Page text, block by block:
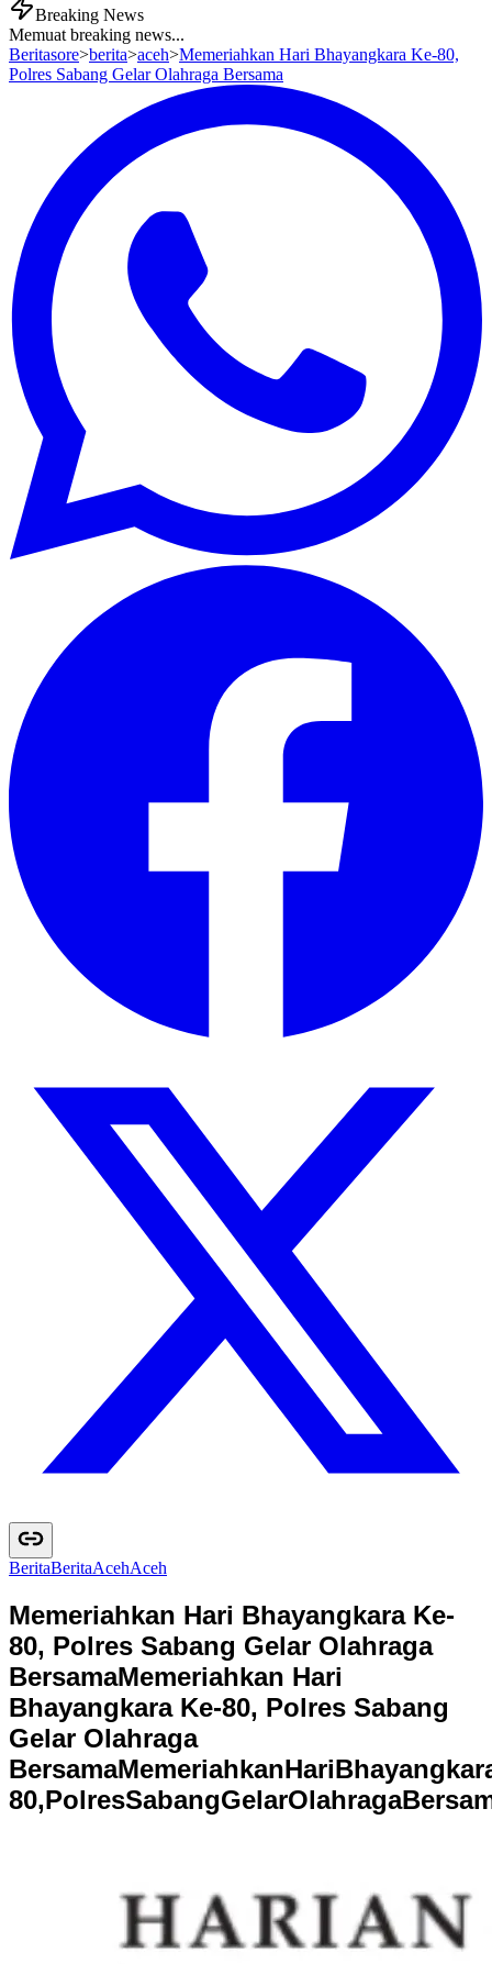
Breaking News
Memuat breaking news...
Beritasore>berita>aceh>Memeriahkan Hari Bhayangkara Ke-80,
Polres Sabang Gelar Olahraga Bersama
BeritaBeritaAcehAceh
Memeriahkan Hari Bhayangkara Ke-
80, Polres Sabang Gelar Olahraga
BersamaMemeriahkan Hari
Bhayangkara Ke-80, Polres Sabang
Gelar Olahraga
BersamaMemeriahkanHariBhayangkar
80,PolresSabangGelarOlahragaBersa